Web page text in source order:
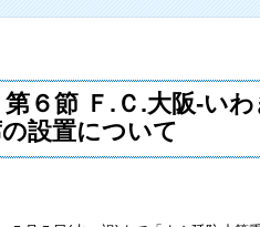
６節 Ｆ.Ｃ.大阪-い
設置について